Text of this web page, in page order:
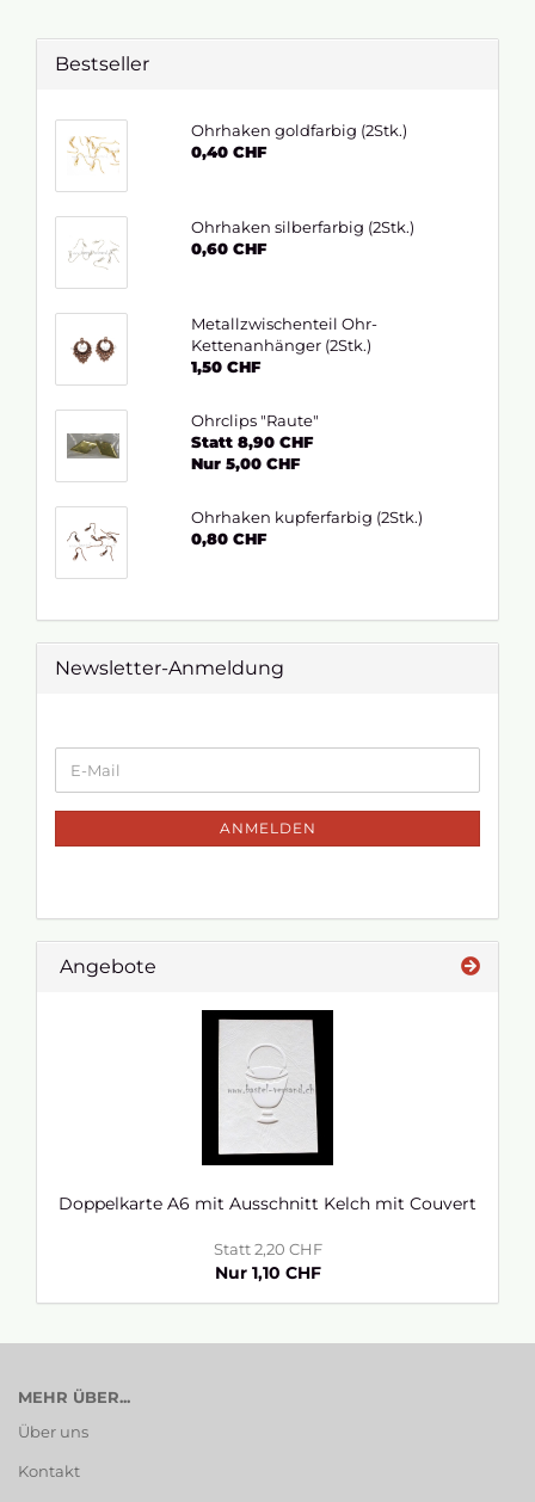
Bestseller
Ohrhaken goldfarbig (2Stk.)
0,40 CHF
Ohrhaken silberfarbig (2Stk.)
0,60 CHF
Metallzwischenteil Ohr-
Kettenanhänger (2Stk.)
1,50 CHF
Ohrclips "Raute"
Statt 8,90 CHF
Nur 5,00 CHF
Ohrhaken kupferfarbig (2Stk.)
0,80 CHF
Newsletter-Anmeldung
ANMELDEN
Angebote
Doppelkarte A6 mit Ausschnitt Kelch mit Couvert
Statt 2,20 CHF
Nur 1,10 CHF
MEHR ÜBER...
Über uns
Kontakt